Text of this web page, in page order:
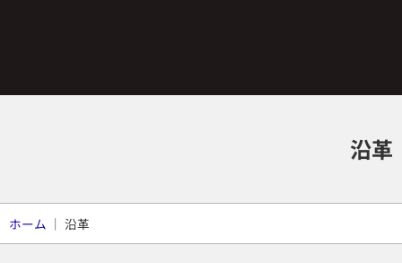
沿革
ホーム ｜ 沿革